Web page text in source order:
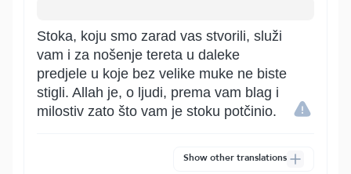
Stoka, koju smo zarad vas stvorili, služi
vam i za nošenje tereta u daleke
predjele u koje bez velike muke ne biste
stigli. Allah je, o ljudi, prema vam blag i
milostiv zato što vam je stoku potčinio.
Show other translations